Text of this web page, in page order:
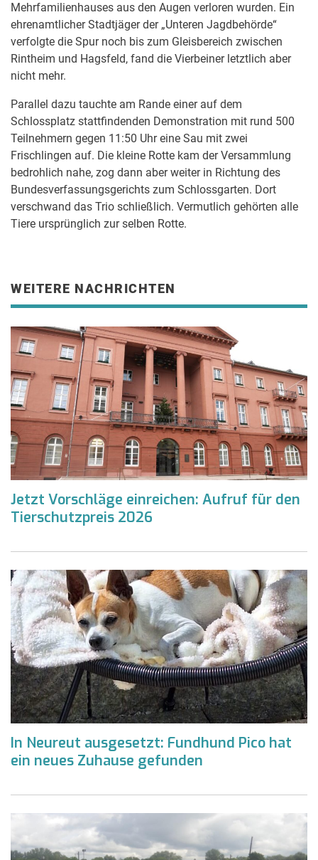
Mehrfamilienhauses aus den Augen verloren wurden. Ein
ehrenamtlicher Stadtjäger der „Unteren Jagdbehörde“
verfolgte die Spur noch bis zum Gleisbereich zwischen
Rintheim und Hagsfeld, fand die Vierbeiner letztlich aber
nicht mehr.
Parallel dazu tauchte am Rande einer auf dem
Schlossplatz stattfindenden Demonstration mit rund 500
Teilnehmern gegen 11:50 Uhr eine Sau mit zwei
Frischlingen auf. Die kleine Rotte kam der Versammlung
bedrohlich nahe, zog dann aber weiter in Richtung des
Bundesverfassungsgerichts zum Schlossgarten. Dort
verschwand das Trio schließlich. Vermutlich gehörten alle
Tiere ursprünglich zur selben Rotte.
WEITERE NACHRICHTEN
Jetzt Vorschläge einreichen: Aufruf für den
Tierschutzpreis 2026
In Neureut ausgesetzt: Fundhund Pico hat
ein neues Zuhause gefunden